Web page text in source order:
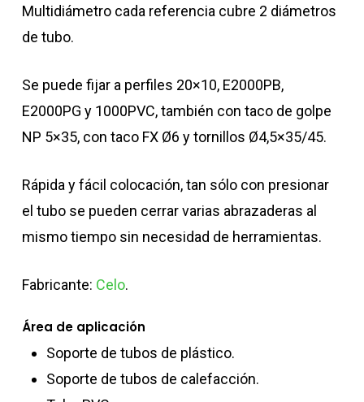
Multidiámetro cada referencia cubre 2 diámetros
de tubo.
Se puede fijar a perfiles 20×10, E2000PB,
E2000PG y 1000PVC, también con taco de golpe
NP 5×35, con taco FX Ø6 y tornillos Ø4,5×35/45.
Rápida y fácil colocación, tan sólo con presionar
el tubo se pueden cerrar varias abrazaderas al
mismo tiempo sin necesidad de herramientas.
Fabricante: Celo.
Área de aplicación
Soporte de tubos de plástico.
Soporte de tubos de calefacción.